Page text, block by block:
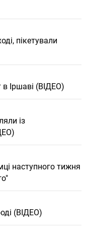
пікетували
Іршаві (ВІДЕО)
із
наступного тижня
(ВІДЕО)